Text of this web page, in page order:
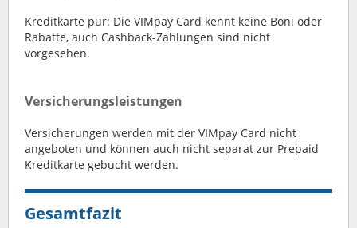
Kreditkarte pur: Die VIMpay Card kennt keine Boni oder
Rabatte, auch Cashback-Zahlungen sind nicht
vorgesehen.
Versicherungsleistungen
Versicherungen werden mit der VIMpay Card nicht
angeboten und können auch nicht separat zur Prepaid
Kreditkarte gebucht werden.
Gesamtfazit